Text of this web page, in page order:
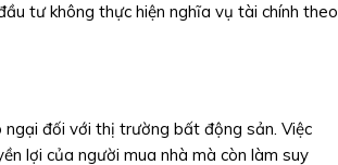
tư không thực hiện nghĩa vụ tài chính theo
đối với thị trường bất động sản. Việc
lợi của người mua nhà mà còn làm suy